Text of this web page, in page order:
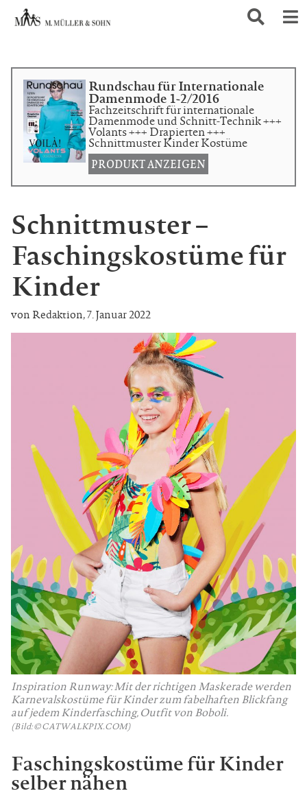
Rundschau für Internationale
Damenmode 1-2/2016
Fachzeitschrift für internationale
Damenmode und Schnitt-Technik +++
Volants +++ Drapierten +++
Schnittmuster Kinder Kostüme
PRODUKT ANZEIGEN
Schnittmuster –
Faschingskostüme für
Kinder
von Redaktion,7. Januar 2022
Inspiration Runway: Mit der richtigen Maskerade werden
Karnevalskostüme für Kinder zum fabelhaften Blickfang
auf jedem Kinderfasching, Outfit von Boboli.
(Bild: © CATWALKPIX.COM)
Faschingskostüme für Kinder
selber nähen